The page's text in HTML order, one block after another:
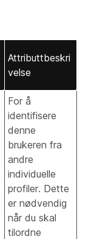
Attributtbeskri
velse
For å
identifisere
denne
brukeren fra
andre
individuelle
profiler. Dette
er nødvendig
når du skal
tilordne